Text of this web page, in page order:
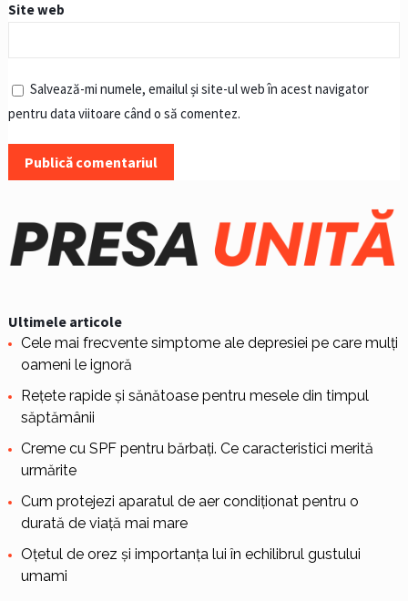
Site web
Salvează-mi numele, emailul și site-ul web în acest navigator
pentru data viitoare când o să comentez.
Ultimele articole
Cele mai frecvente simptome ale depresiei pe care mulți
oameni le ignoră
Rețete rapide și sănătoase pentru mesele din timpul
săptămânii
Creme cu SPF pentru bărbați. Ce caracteristici merită
urmărite
Cum protejezi aparatul de aer condiționat pentru o
durată de viață mai mare
Oțetul de orez și importanța lui în echilibrul gustului
umami